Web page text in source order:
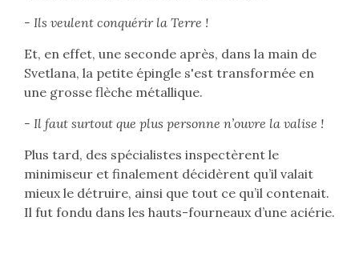
- Ils veulent conquérir la Terre !
Et, en effet, une seconde après, dans la main de
Svetlana, la petite épingle s'est transformée en
une grosse flèche métallique.
- Il faut surtout que plus personne n’ouvre la valise !
Plus tard, des spécialistes inspectèrent le
minimiseur et finalement décidèrent qu’il valait
mieux le détruire, ainsi que tout ce qu’il contenait.
Il fut fondu dans les hauts-fourneaux d’une aciérie.